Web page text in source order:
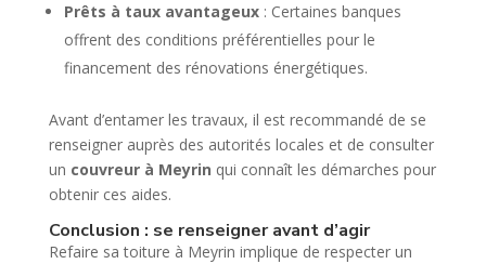
Prêts à taux avantageux: Certaines banques
offrent des conditions préférentielles pour le
financement des rénovations énergétiques.
Avant d’entamer les travaux, il est recommandé de se
renseigner auprès des autorités locales et de consulter
un couvreur à Meyrin qui connaît les démarches pour
obtenir ces aides.
Conclusion : se renseigner avant d’agir
Refaire sa toiture à Meyrin implique de respecter un